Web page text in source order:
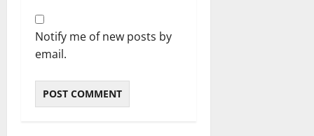
Notify me of new posts by
email.